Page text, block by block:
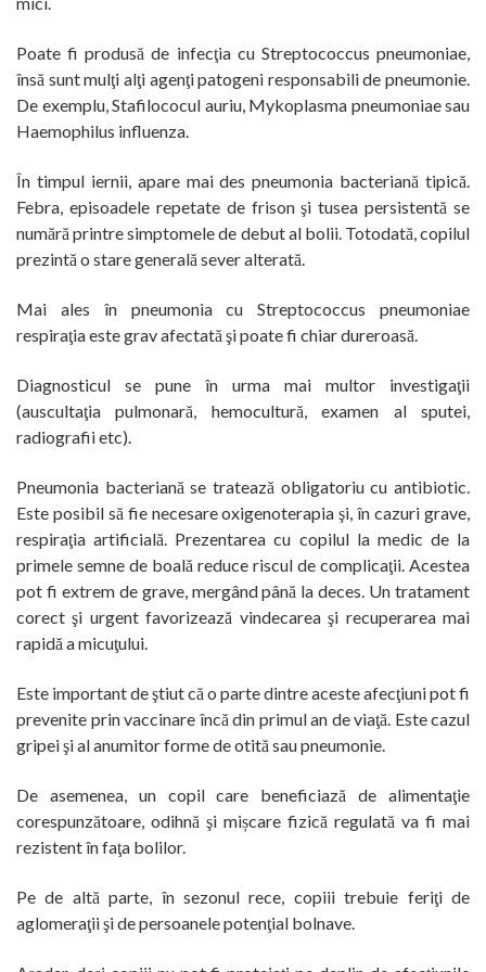
Poate fi produsă de infecţia cu Streptococcus pneumoniae,
însă sunt mulţi alţi agenţi patogeni responsabili de pneumonie.
De exemplu, Stafilococul auriu, Mykoplasma pneumoniae sau
Haemophilus influenza.
În timpul iernii, apare mai des pneumonia bacteriană tipică.
Febra, episoadele repetate de frison şi tusea persistentă se
numără printre simptomele de debut al bolii. Totodată, copilul
prezintă o stare generală sever alterată.
Mai ales în pneumonia cu Streptococcus pneumoniae
respiraţia este grav afectată şi poate fi chiar dureroasă.
Diagnosticul se pune în urma mai multor investigaţii
(auscultaţia pulmonară, hemocultură, examen al sputei,
radiografii etc).
Pneumonia bacteriană se tratează obligatoriu cu antibiotic.
Este posibil să fie necesare oxigenoterapia şi, în cazuri grave,
respiraţia artificială. Prezentarea cu copilul la medic de la
primele semne de boală reduce riscul de complicaţii. Acestea
pot fi extrem de grave, mergând până la deces. Un tratament
corect şi urgent favorizează vindecarea şi recuperarea mai
rapidă a micuţului.
Este important de ştiut că o parte dintre aceste afecţiuni pot fi
prevenite prin vaccinare încă din primul an de viaţă. Este cazul
gripei şi al anumitor forme de otită sau pneumonie.
De asemenea, un copil care beneficiază de alimentaţie
corespunzătoare, odihnă şi mișcare fizică regulată va fi mai
rezistent în faţa bolilor.
Pe de altă parte, în sezonul rece, copiii trebuie feriţi de
aglomeraţii şi de persoanele potenţial bolnave.